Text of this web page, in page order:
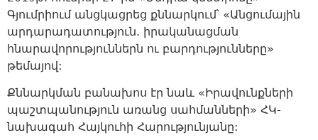
Գյումրիում անցկացրեց քննարկում՝ «Անցումային
արդարադատություն. իրականացման
հնարավորություններն ու բարդությունները»
թեմայով:
Քննարկման բանախոս էր նաև «Իրավունքների
պաշտպանություն առանց սահմանների» ՀԿ-
նախագահ Հայկուհի Հարությունյանը: